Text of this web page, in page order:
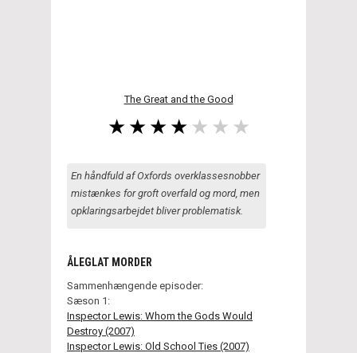
The Great and the Good
En håndfuld af Oxfords overklassesnobber
mistænkes for groft overfald og mord, men
opklaringsarbejdet bliver problematisk.
ÅLEGLAT MORDER
Sammenhængende episoder:
Sæson 1:
Inspector Lewis: Whom the Gods Would
Destroy (2007)
Inspector Lewis: Old School Ties (2007)